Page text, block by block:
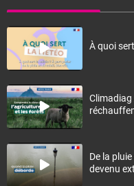
À quoi
Climadiag
De la
devenu